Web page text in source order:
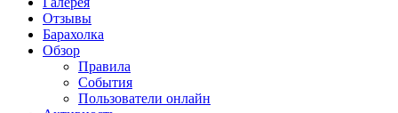
Отзывы
Барахолка
Обзор
Правила
События
Пользователи онлайн